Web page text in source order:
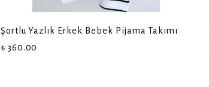
Şortlu Yazlık Erkek Bebek Pijama Takımı
₺ 360.00